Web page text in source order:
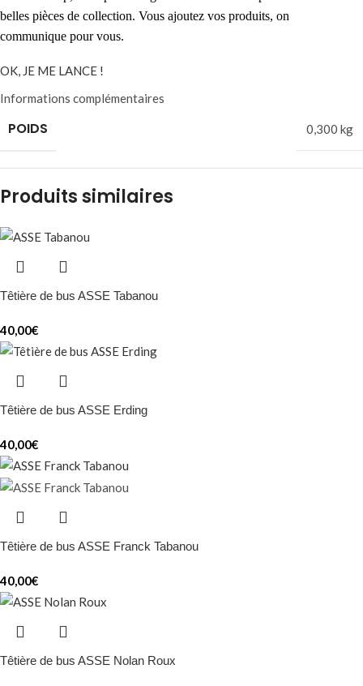
belles pièces de collection. Vous ajoutez vos produits, on
communique pour vous.
OK, JE ME LANCE !
Informations complémentaires
POIDS 0,300 kg
Produits similaires
Têtière de bus ASSE Tabanou
40,00€
Têtière de bus ASSE Erding
40,00€
Têtière de bus ASSE Franck Tabanou
40,00€
Têtière de bus ASSE Nolan Roux